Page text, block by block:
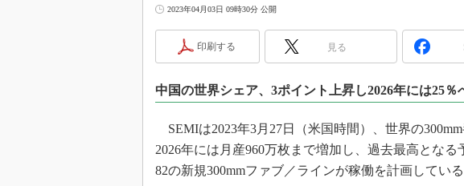
この10年で起こったこと、次の10
製品分解で探るアジアの新トレンド
光伝送技術を知る
“異端児エンジニア”が仕掛けた社内
改革、執念の180日
2023年04月03日 09時30分 公開
印刷する 見る
中国の世界シェア、3ポイント上昇し2026年には25％
SEMIは2023年3月27日（米国時間）、世界の
2026年には月産960万枚まで増加し、過去最高となる
82の新規300mmファブ／ラインが稼働を計画している